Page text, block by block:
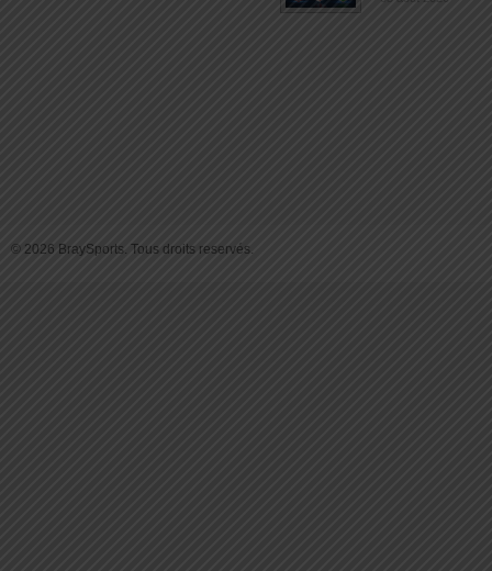
© 2026 BraySports. Tous droits reservés.